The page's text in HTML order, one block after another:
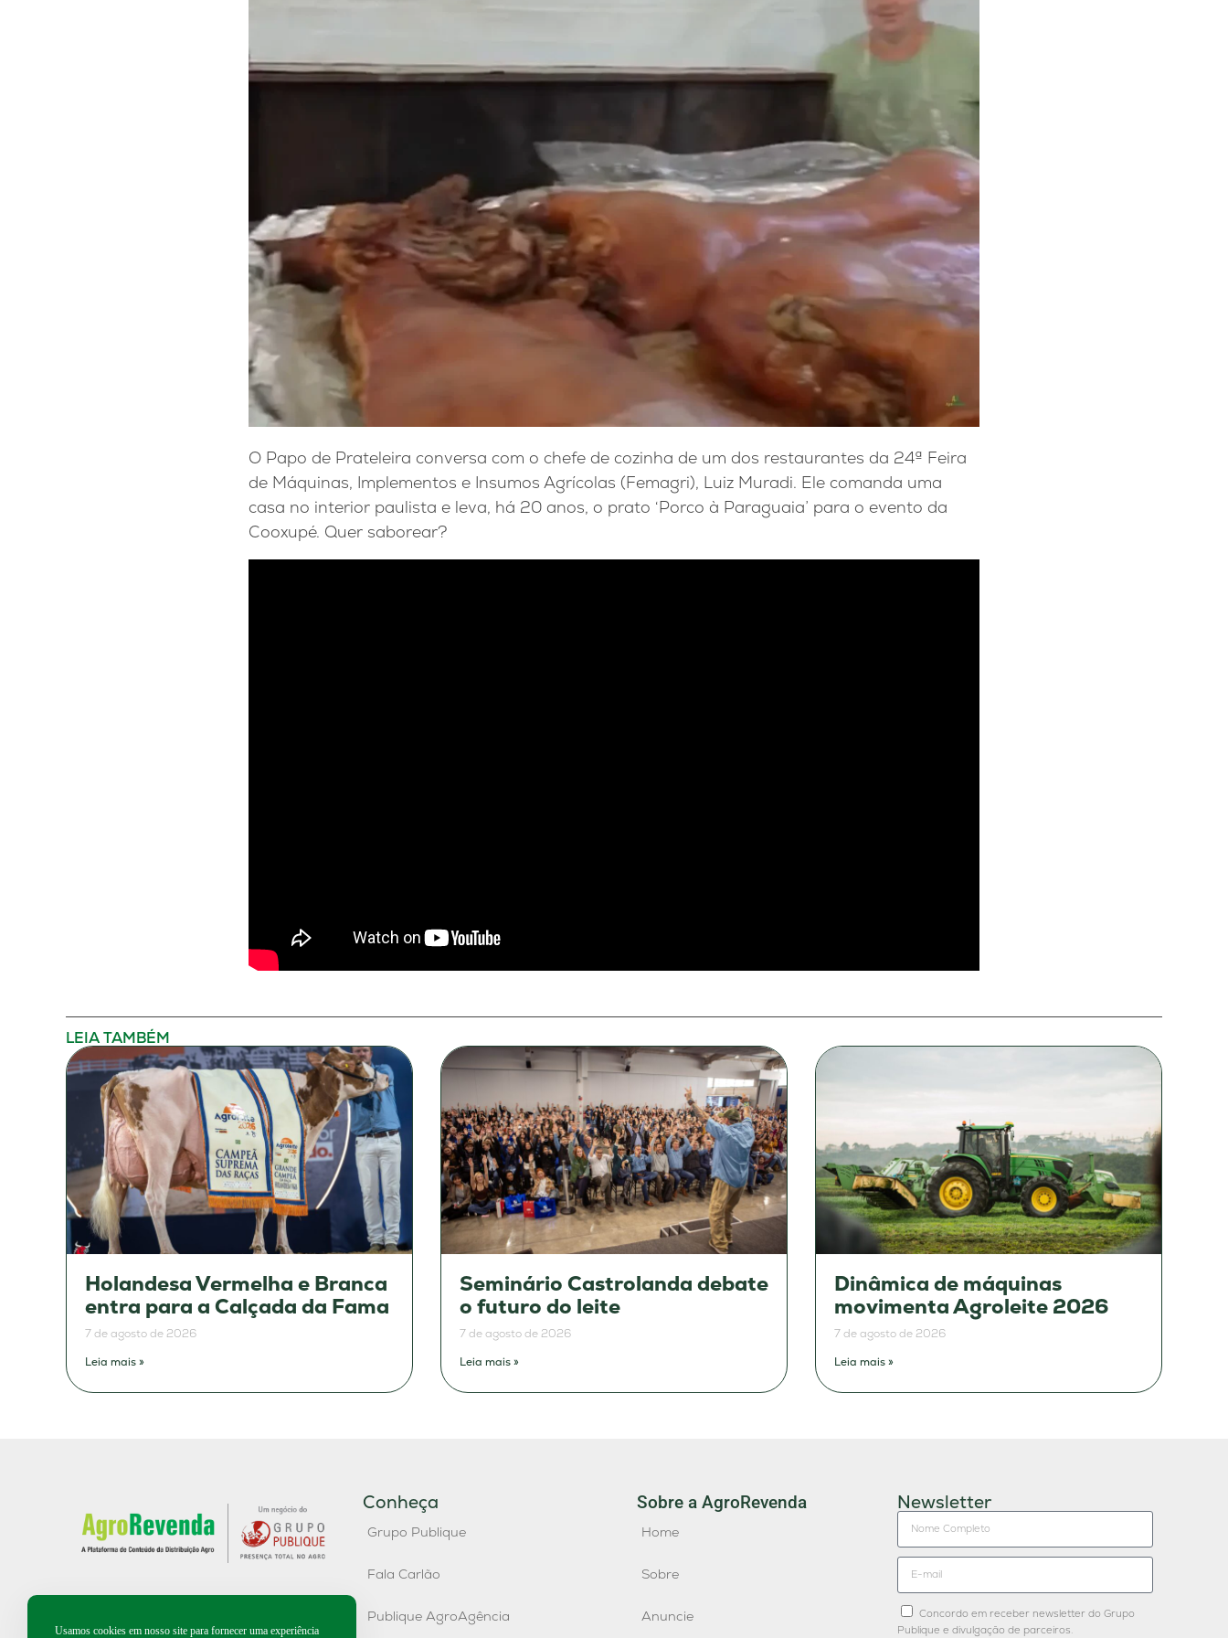
O Papo de Prateleira conversa com o chefe de cozinha de um dos restaurantes da 24ª Feira
de Máquinas, Implementos e Insumos Agrícolas (Femagri), Luiz Muradi. Ele comanda uma
casa no interior paulista e leva, há 20 anos, o prato ‘Porco à Paraguaia’ para o evento da
Cooxupé. Quer saborear?
LEIA TAMBÉM
Holandesa Vermelha e Branca
entra para a Calçada da Fama
7 de agosto de 2026
Leia mais »
Seminário Castrolanda debate
o futuro do leite
7 de agosto de 2026
Leia mais »
Dinâmica de máquinas
movimenta Agroleite 2026
7 de agosto de 2026
Leia mais »
Conheça
Grupo Publique
Fala Carlão
Publique AgroAgência
Sobre a AgroRevenda
Home
Sobre
Anuncie
Newsletter
Concordo em receber newsletter do Grupo
Publique e divulgação de parceiros.
Usamos cookies em nosso site para fornecer uma experiência